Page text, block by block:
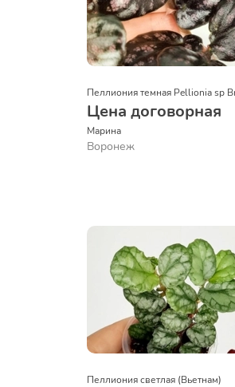
Пеллиония темная Pellionia sp
Цена договорная
Марина
Воронеж
Пеллиония светлая (Вьетнам)